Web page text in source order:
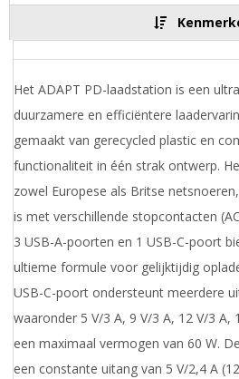
Het ADAPT PD-laadstation is een
duurzamere en efficiëntere
gemaakt van gerecycled plastic en
functionaliteit in één strak ontwerp.
zowel Europese als Britse
is met verschillende stopcontacten
3 USB-A-poorten en 1 USB-C-poort
ultieme formule voor gelijktijdig
USB-C-poort ondersteunt meerdere
waaronder 5 V/3 A, 9 V/3 A, 12 V/3 A,
een maximaal vermogen van 60 W.
een constante uitang van 5 V/2,4 A